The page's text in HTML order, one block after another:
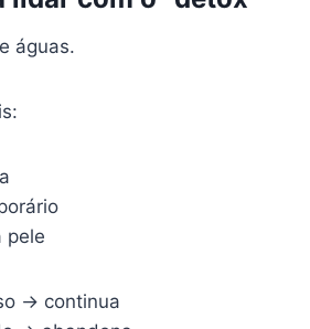
águas.
pele
→ continua